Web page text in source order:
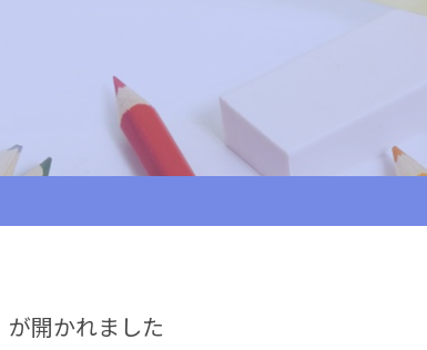
が開かれました